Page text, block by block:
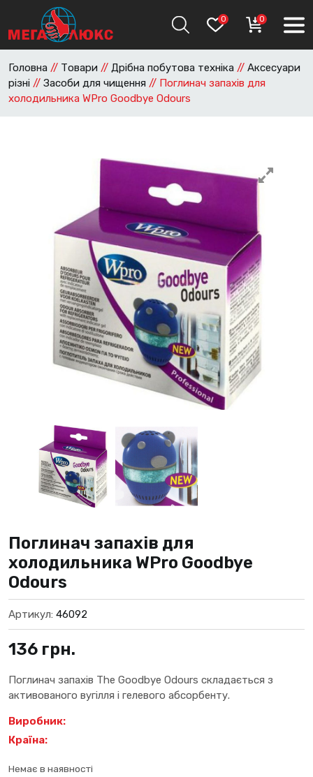
0 0
Головна // Товари // Дрібна побутова техніка // Аксесуари
різні // Засоби для чищення // Поглинач запахів для
холодильника WPro Goodbye Odours
Поглинач запахів для
холодильника WPro Goodbye
Odours
Артикул: 46092
136 грн.
Поглинач запахів The Goodbye Odours складається з
активованого вугілля і гелевого абсорбенту.
Виробник:
Країна:
Немає в наявності